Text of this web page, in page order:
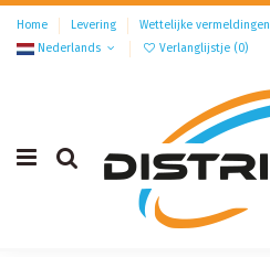
Home Levering
Wettelijke vermeldingen
Nederlands
Verlanglijstje (0)